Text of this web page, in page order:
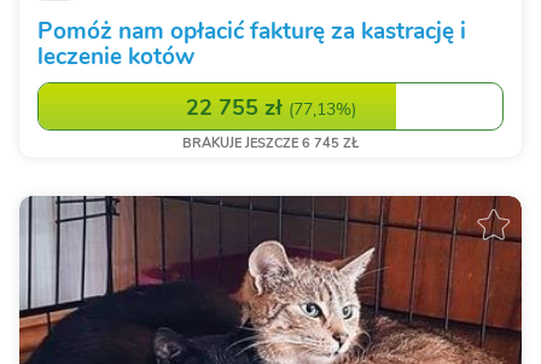
Pomóż nam opłacić fakturę za kastrację i
leczenie kotów
22 755 zł (77,13%)
BRAKUJE JESZCZE 6 745 ZŁ